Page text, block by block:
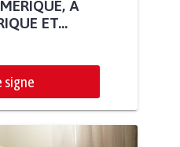
À
ET...
signe